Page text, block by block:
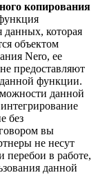
копирования
данных, которая
объектом
Nero, ее
предоставляют
функции.
данной
без
вы
не несут
перебои в работе,
данной